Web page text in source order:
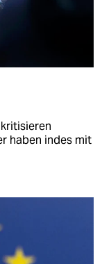
haben indes mit